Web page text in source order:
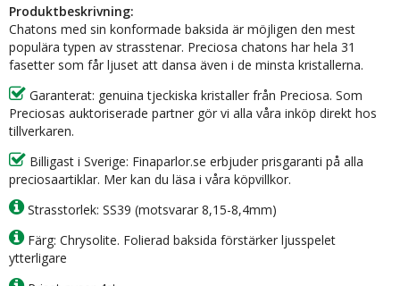
Produktbeskrivning:
Chatons med sin konformade baksida är möjligen den mest
populära typen av strasstenar. Preciosa chatons har hela 31
fasetter som får ljuset att dansa även i de minsta kristallerna.
Garanterat: genuina tjeckiska kristaller från Preciosa. Som
Preciosas auktoriserade partner gör vi alla våra inköp direkt hos
tillverkaren.
Billigast i Sverige: Finaparlor.se erbjuder prisgaranti på alla
preciosaartiklar. Mer kan du läsa i våra köpvillkor.
Strasstorlek: SS39 (motsvarar 8,15-8,4mm)
Färg: Chrysolite. Folierad baksida förstärker ljusspelet
ytterligare